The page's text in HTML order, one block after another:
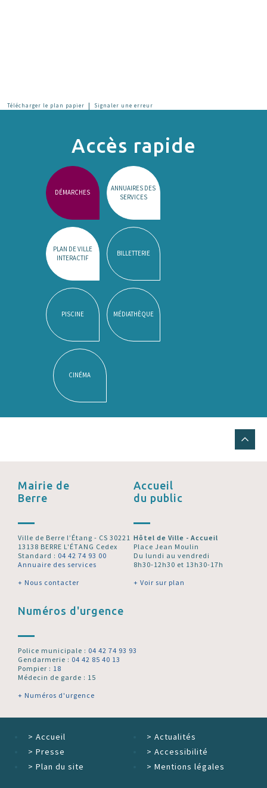
Télécharger le plan papier | Signaler une erreur
Accès rapide
DÉMARCHES
ANNUAIRES DES
SERVICES
PLAN DE VILLE
INTERACTIF
BILLETTERIE
PISCINE MÉDIATHÈQUE
CINÉMA
Mairie de
Berre
Ville de Berre l’Étang - CS 30221
13138 BERRE L'ÉTANG Cedex
Standard : 04 42 74 93 00
Annuaire des services
+ Nous contacter
Accueil
du public
Hôtel de Ville - Accueil
Place Jean Moulin
Du lundi au vendredi
8h30-12h30 et 13h30-17h
+ Voir sur plan
Numéros d'urgence
Police municipale : 04 42 74 93 93
Gendarmerie : 04 42 85 40 13
Pompier : 18
Médecin de garde : 15
+ Numéros d'urgence
> Accueil > Actualités
> Presse > Accessibilité
> Plan du site > Mentions légales